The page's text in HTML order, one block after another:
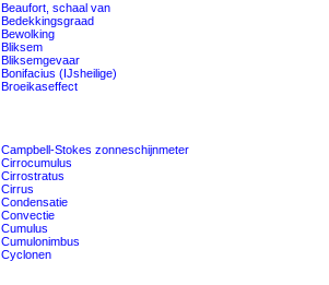
Beaufort, schaal van
Bedekkingsgraad
Bewolking
Bliksem
Bliksemgevaar
Bonifacius (IJsheilige)
Broeikaseffect
Campbell-Stokes zonneschijnmeter
Cirrocumulus
Cirrostratus
Cirrus
Condensatie
Convectie
Cumulus
Cumulonimbus
Cyclonen